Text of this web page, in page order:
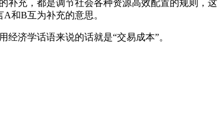
补充，都是调节社会各种资源高效配置的规则，这
和B互为补充的意思。
济学话语来说的话就是“交易成本”。